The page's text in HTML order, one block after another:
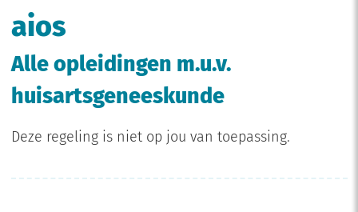
aios
Alle opleidingen m.u.v.
huisartsgeneeskunde
Deze regeling is niet op jou van toepassing.